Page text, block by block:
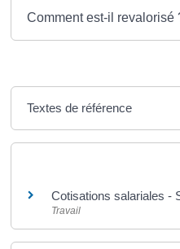
Comment est-il revalorisé
Textes de référence
Cotisations salariales -
Travail